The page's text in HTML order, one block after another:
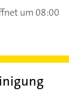
um 08:00